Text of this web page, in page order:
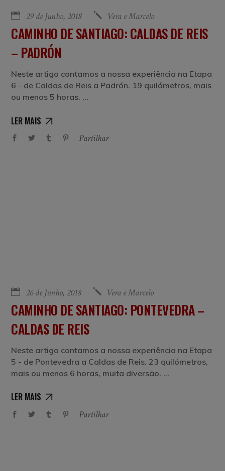
29 de Junho, 2018 Vera e Marcelo
CAMINHO DE SANTIAGO: CALDAS DE REIS
– PADRÓN
Neste artigo contamos a nossa experiência na Etapa
6 - de Caldas de Reis a Padrón. 19 quilómetros, mais
ou menos 5 horas.
LER MAIS
Partilhar
26 de Junho, 2018 Vera e Marcelo
CAMINHO DE SANTIAGO: PONTEVEDRA –
CALDAS DE REIS
Neste artigo contamos a nossa experiência na Etapa
5 - de Pontevedra a Caldas de Reis. 23 quilómetros,
mais ou menos 6 horas, muita diversão.
LER MAIS
Partilhar